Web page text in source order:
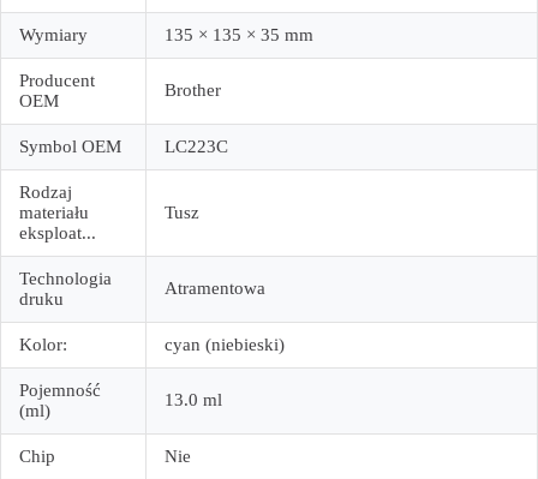
Wymiary 135 × 135 × 35 mm
Producent
OEM
Brother
Symbol OEM LC223C
Rodzaj
materiału
eksploat...
Tusz
Technologia
druku
Atramentowa
Kolor: cyan (niebieski)
Pojemność
(ml)
13.0 ml
Chip Nie